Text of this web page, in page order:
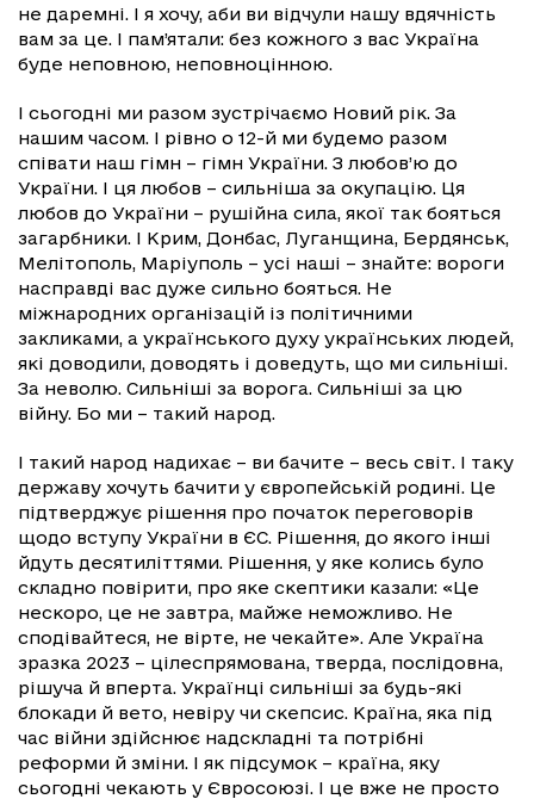
не даремні. І я хочу, аби ви відчули нашу вдячність
вам за це. І пам’ятали: без кожного з вас Україна
буде неповною, неповноцінною.
І сьогодні ми разом зустрічаємо Новий рік. За
нашим часом. І рівно о 12-й ми будемо разом
співати наш гімн – гімн України. З любов’ю до
України. І ця любов – сильніша за окупацію. Ця
любов до України – рушійна сила, якої так бояться
загарбники. І Крим, Донбас, Луганщина, Бердянськ,
Мелітополь, Маріуполь – усі наші – знайте: вороги
насправді вас дуже сильно бояться. Не
міжнародних організацій із політичними
закликами, а українського духу українських людей,
які доводили, доводять і доведуть, що ми сильніші.
За неволю. Сильніші за ворога. Сильніші за цю
війну. Бо ми – такий народ.
І такий народ надихає – ви бачите – весь світ. І таку
державу хочуть бачити у європейській родині. Це
підтверджує рішення про початок переговорів
щодо вступу України в ЄС. Рішення, до якого інші
йдуть десятиліттями. Рішення, у яке колись було
складно повірити, про яке скептики казали: «Це
нескоро, це не завтра, майже неможливо. Не
сподівайтеся, не вірте, не чекайте». Але Україна
зразка 2023 – цілеспрямована, тверда, послідовна,
рішуча й вперта. Українці сильніші за будь-які
блокади й вето, невіру чи скепсис. Країна, яка під
час війни здійснює надскладні та потрібні
реформи й зміни. І як підсумок – країна, яку
сьогодні чекають у Євросоюзі. І це вже не просто